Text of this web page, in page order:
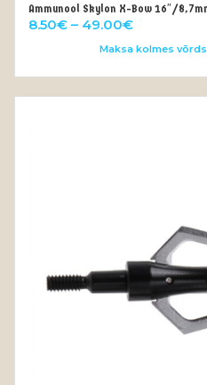
Ammunool Skylon X-Bow 16″/
8.50€ – 49.00€Price
range:
through
49.00€
Maksa kolmes